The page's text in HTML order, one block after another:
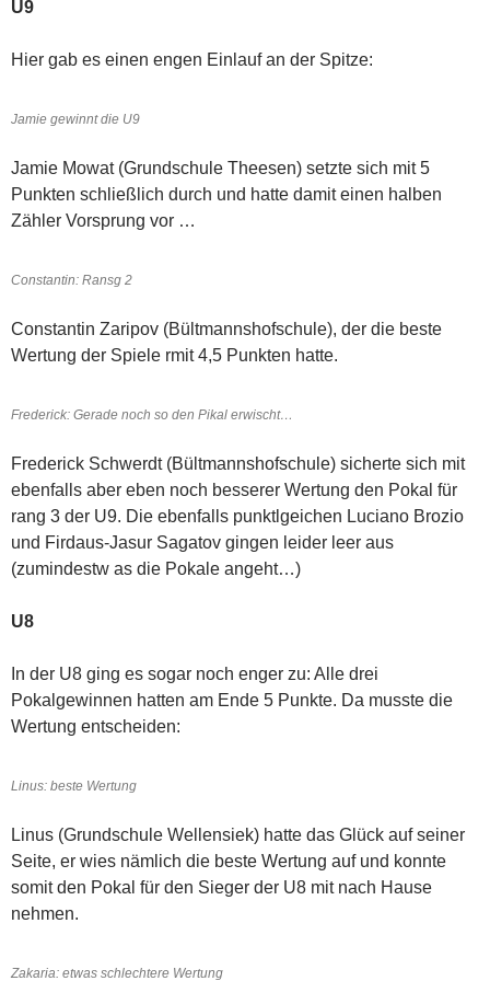
U9
Hier gab es einen engen Einlauf an der Spitze:
Jamie gewinnt die U9
Jamie Mowat (Grundschule Theesen) setzte sich mit 5
Punkten schließlich durch und hatte damit einen halben
Zähler Vorsprung vor …
Constantin: Ransg 2
Constantin Zaripov (Bültmannshofschule), der die beste
Wertung der Spiele rmit 4,5 Punkten hatte.
Frederick: Gerade noch so den Pikal erwischt…
Frederick Schwerdt (Bültmannshofschule) sicherte sich mit
ebenfalls aber eben noch besserer Wertung den Pokal für
rang 3 der U9. Die ebenfalls punktlgeichen Luciano Brozio
und Firdaus-Jasur Sagatov gingen leider leer aus
(zumindestw as die Pokale angeht…)
U8
In der U8 ging es sogar noch enger zu: Alle drei
Pokalgewinnen hatten am Ende 5 Punkte. Da musste die
Wertung entscheiden:
Linus: beste Wertung
Linus (Grundschule Wellensiek) hatte das Glück auf seiner
Seite, er wies nämlich die beste Wertung auf und konnte
somit den Pokal für den Sieger der U8 mit nach Hause
nehmen.
Zakaria: etwas schlechtere Wertung